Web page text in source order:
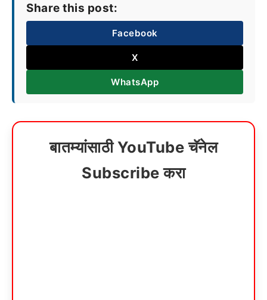
Share this post:
Facebook
X
WhatsApp
बातम्यांसाठी YouTube चॅनेल
Subscribe करा